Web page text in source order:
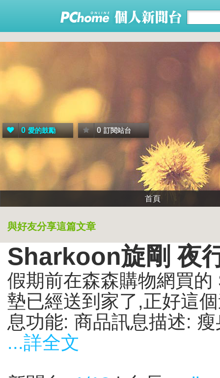
0 愛的鼓勵 0 訂閱站台
首頁
與好友分享這篇文章
Sharkoon旋剛 夜
假期前在森森購物網買
墊已經送到家了,正好這
息功能: 商品訊息描述:
...詳全文